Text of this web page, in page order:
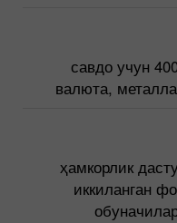
савдо учун
валюта,
ҳамкорлик
иккиланган